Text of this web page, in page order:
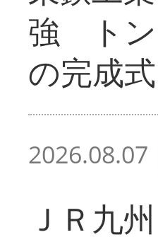
強 トン
の完成式
2026.08.07
ＪＲ九